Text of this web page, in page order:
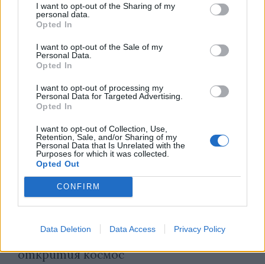
I want to opt-out of the Sharing of my
personal data.
Opted In
I want to opt-out of the Sale of my
Personal Data.
Opted In
I want to opt-out of processing my
Personal Data for Targeted Advertising.
Opted In
I want to opt-out of Collection, Use,
Retention, Sale, and/or Sharing of my
Personal Data that Is Unrelated with the
Purposes for which it was collected.
Opted Out
CONFIRM
Data Deletion Data Access Privacy Policy
Изкуствен интелект за първи път
07.08.2026 / 15:30
открития космос